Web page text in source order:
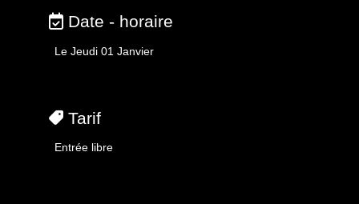
Date - horaire
Le Jeudi 01 Janvier
Tarif
Entrée libre